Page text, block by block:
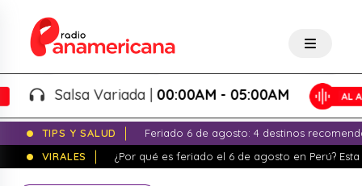
Salsa Variada |00:00AM - 05:00AM
TIPS Y SALUD
Feriado 6 de agosto: 4 destinos
VIRALES
¿Por qué es feriado el 6 de agosto en Perú?